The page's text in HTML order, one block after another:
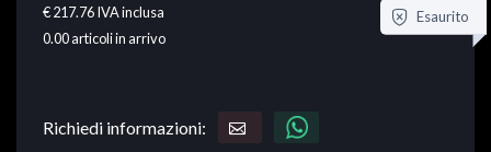
€ 217.76IVA inclusa
0.00articoli in arrivo
Esaurito
Richiedi informazioni: